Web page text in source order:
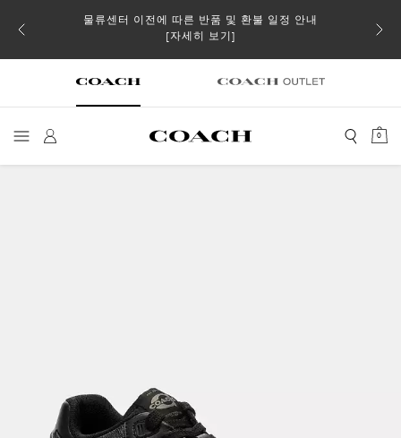
스트
물류센터 이전에 따른 반품 및 환불 일정 안내
[자세히 보기]
일부
0